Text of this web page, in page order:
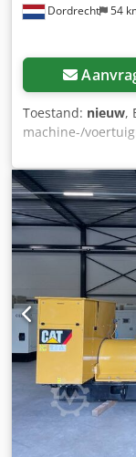
Dordrecht 54
Toestand: nieuw,
machine-/
Toepassing:
133 x 181 cm
Watertankinhoud:
contact op met
opties en
dak - Tankwagen